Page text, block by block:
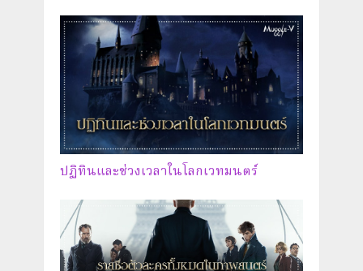
ปฏิทินและช่วงเวลาในโลกเวทมนตร์